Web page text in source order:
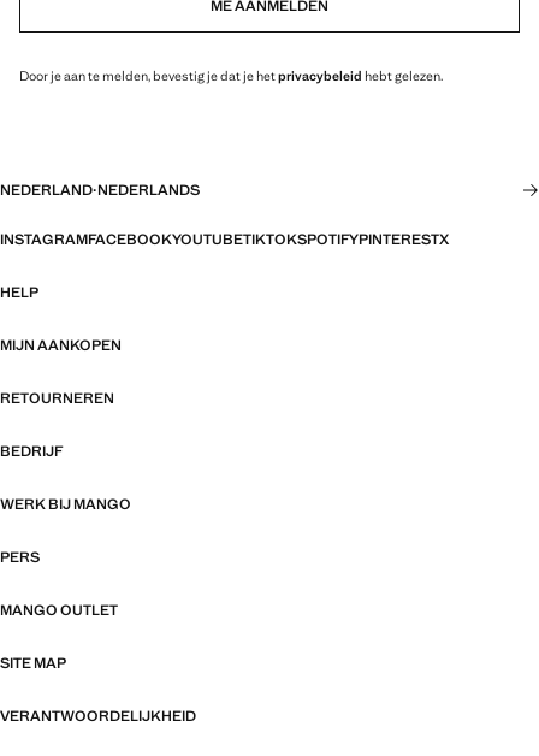
ME AANMELDEN
Door je aan te melden, bevestig je dat je hetprivacybeleid hebt gelezen.
NEDERLAND·NEDERLANDS
INSTAGRAMFACEBOOKYOUTUBETIKTOKSPOTIFYPINTERESTX
HELP
MIJN AANKOPEN
RETOURNEREN
BEDRIJF
WERK BIJ MANGO
PERS
MANGO OUTLET
SITE MAP
VERANTWOORDELIJKHEID